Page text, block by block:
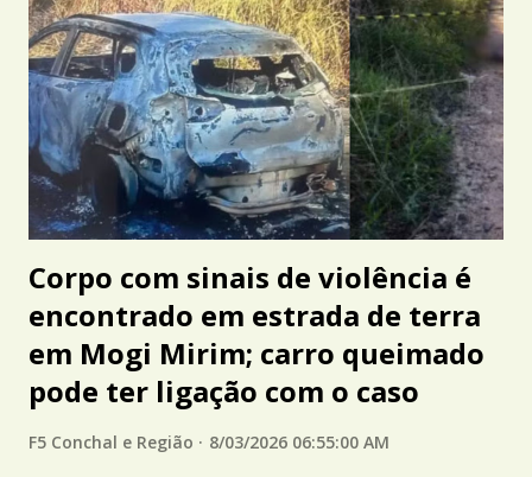
Corpo com sinais de violência é
encontrado em estrada de terra
em Mogi Mirim; carro queimado
pode ter ligação com o caso
F5 Conchal e Região 8/03/2026 06:55:00 AM